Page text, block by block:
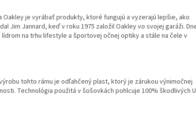
Oakley je vyrábať produkty, ktoré fungujú a vyzerajú lepšie, ako
Jim Jannard, keď v roku 1975 založil Oakley vo svojej garáži.
na trhu lifestyle a športovej očnej optiky a stále na čele v
tohto rámu je odľahčený plast, ktorý je zárukou výnimočnej
Technológia použitá v šošovkách pohlcuje 100% škodlivých